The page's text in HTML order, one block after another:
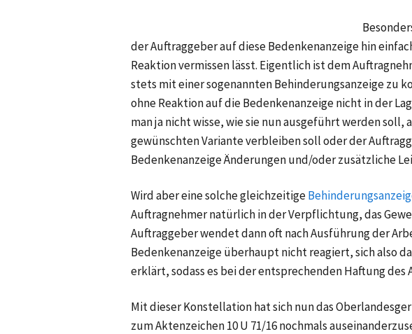
der Auftraggeber auf diese Bedenkenanzeige hin
Reaktion vermissen lässt. Eigentlich ist dem
stets mit einer sogenannten Behinderungsanzeige zu
ohne Reaktion auf die Bedenkenanzeige nicht in der
man ja nicht wisse, wie sie nun ausgeführt werden soll,
gewünschten Variante verbleiben soll oder der
Bedenkenanzeige Änderungen und/oder zusätzliche
Wird aber eine solche gleichzeitige
Auftragnehmer natürlich in der Verpflichtung, das
Auftraggeber wendet dann oft nach Ausführung der
Bedenkenanzeige überhaupt nicht reagiert, sich also
erklärt, sodass es bei der entsprechenden Haftung
Mit dieser Konstellation hat sich nun das
zum Aktenzeichen 10 U 71/16 nochmals